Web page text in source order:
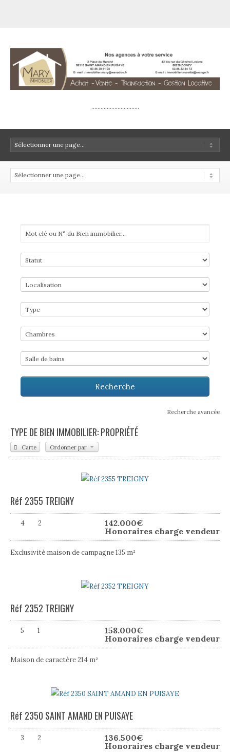
...............................
Recherche avancée
TYPE DE BIEN IMMOBILIER: PROPRIÉTÉ
Carte Ordonner par
Réf 2355 TREIGNY
4 2 142.000€
Honoraires charge vendeur
Exclusivité maison de campagne 135 m²
Réf 2352 TREIGNY
5 1 158.000€
Honoraires charge vendeur
Maison de caractère 214 m²
Réf 2350 SAINT AMAND EN PUISAYE
3 2 136.500€
Honoraires charge vendeur